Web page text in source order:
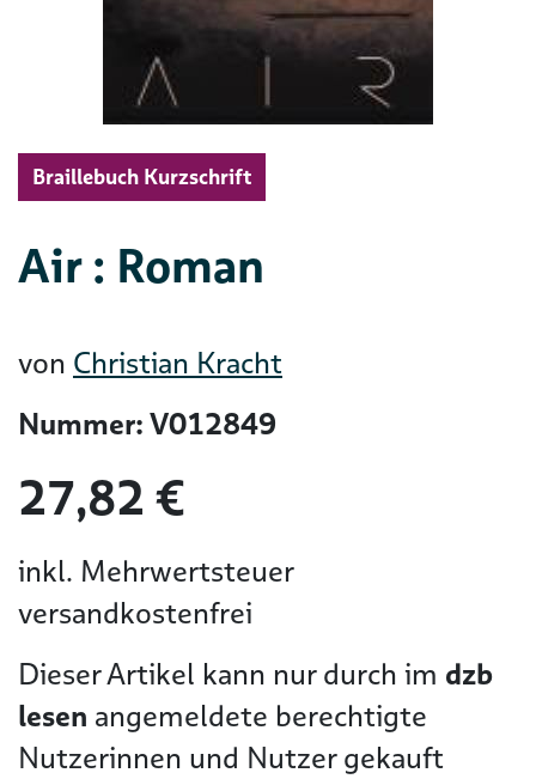
Braillebuch Kurzschrift
Air : Roman
von Christian Kracht
Nummer: V012849
27,82 €
inkl. Mehrwertsteuer
versandkostenfrei
Dieser Artikel kann nur durch im dzb
lesen angemeldete berechtigte
Nutzerinnen und Nutzer gekauft